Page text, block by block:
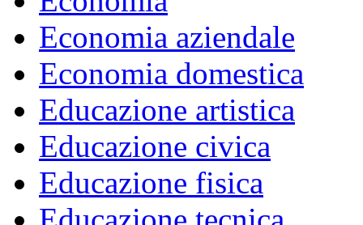
Economia aziendale
Economia domestica
Educazione artistica
Educazione civica
Educazione fisica